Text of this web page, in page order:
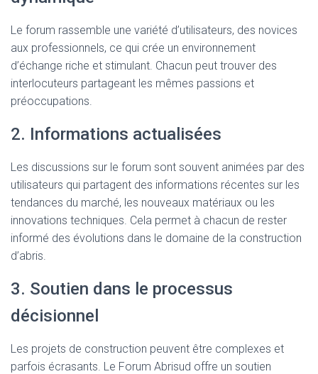
Le forum rassemble une variété d’utilisateurs, des novices
aux professionnels, ce qui crée un environnement
d’échange riche et stimulant. Chacun peut trouver des
interlocuteurs partageant les mêmes passions et
préoccupations.
2. Informations actualisées
Les discussions sur le forum sont souvent animées par des
utilisateurs qui partagent des informations récentes sur les
tendances du marché, les nouveaux matériaux ou les
innovations techniques. Cela permet à chacun de rester
informé des évolutions dans le domaine de la construction
d’abris.
3. Soutien dans le processus
décisionnel
Les projets de construction peuvent être complexes et
parfois écrasants. Le Forum Abrisud offre un soutien